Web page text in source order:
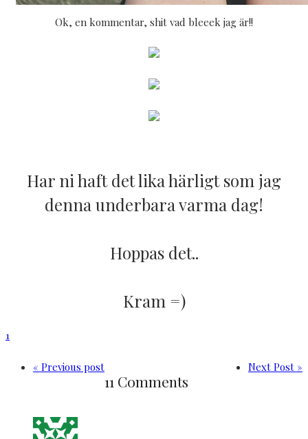
Ok, en kommentar, shit vad bleeek jag är!!
Har ni haft det lika härligt som jag
denna underbara varma dag!
Hoppas det..
Kram =)
1
« Previous post Next Post »
11 Comments